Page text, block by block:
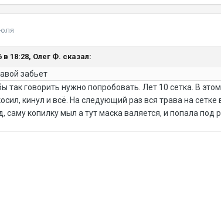
в 18:28, Олег Ф. сказал:
забьет
так говорить нужно попробовать. Лет 10 сетка. В
кинул и всё. На следующий раз вся трава на
саму копилку мыл а тут маска валяется, и попала под